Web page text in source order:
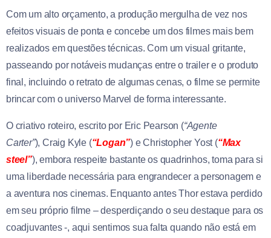
Com um alto orçamento, a produção mergulha de vez nos
efeitos visuais de ponta e concebe um dos filmes mais bem
realizados em questões técnicas. Com um visual gritante,
passeando por notáveis mudanças entre o trailer e o produto
final, incluindo o retrato de algumas cenas, o filme se permite
brincar com o universo Marvel de forma interessante.
O criativo roteiro, escrito por Eric Pearson (“Agente
Carter”), Craig Kyle (“Logan”) e Christopher Yost (“Max
steel”), embora respeite bastante os quadrinhos, toma para si
uma liberdade necessária para engrandecer a personagem e
a aventura nos cinemas. Enquanto antes Thor estava perdido
em seu próprio filme – desperdiçando o seu destaque para os
coadjuvantes -, aqui sentimos sua falta quando não está em